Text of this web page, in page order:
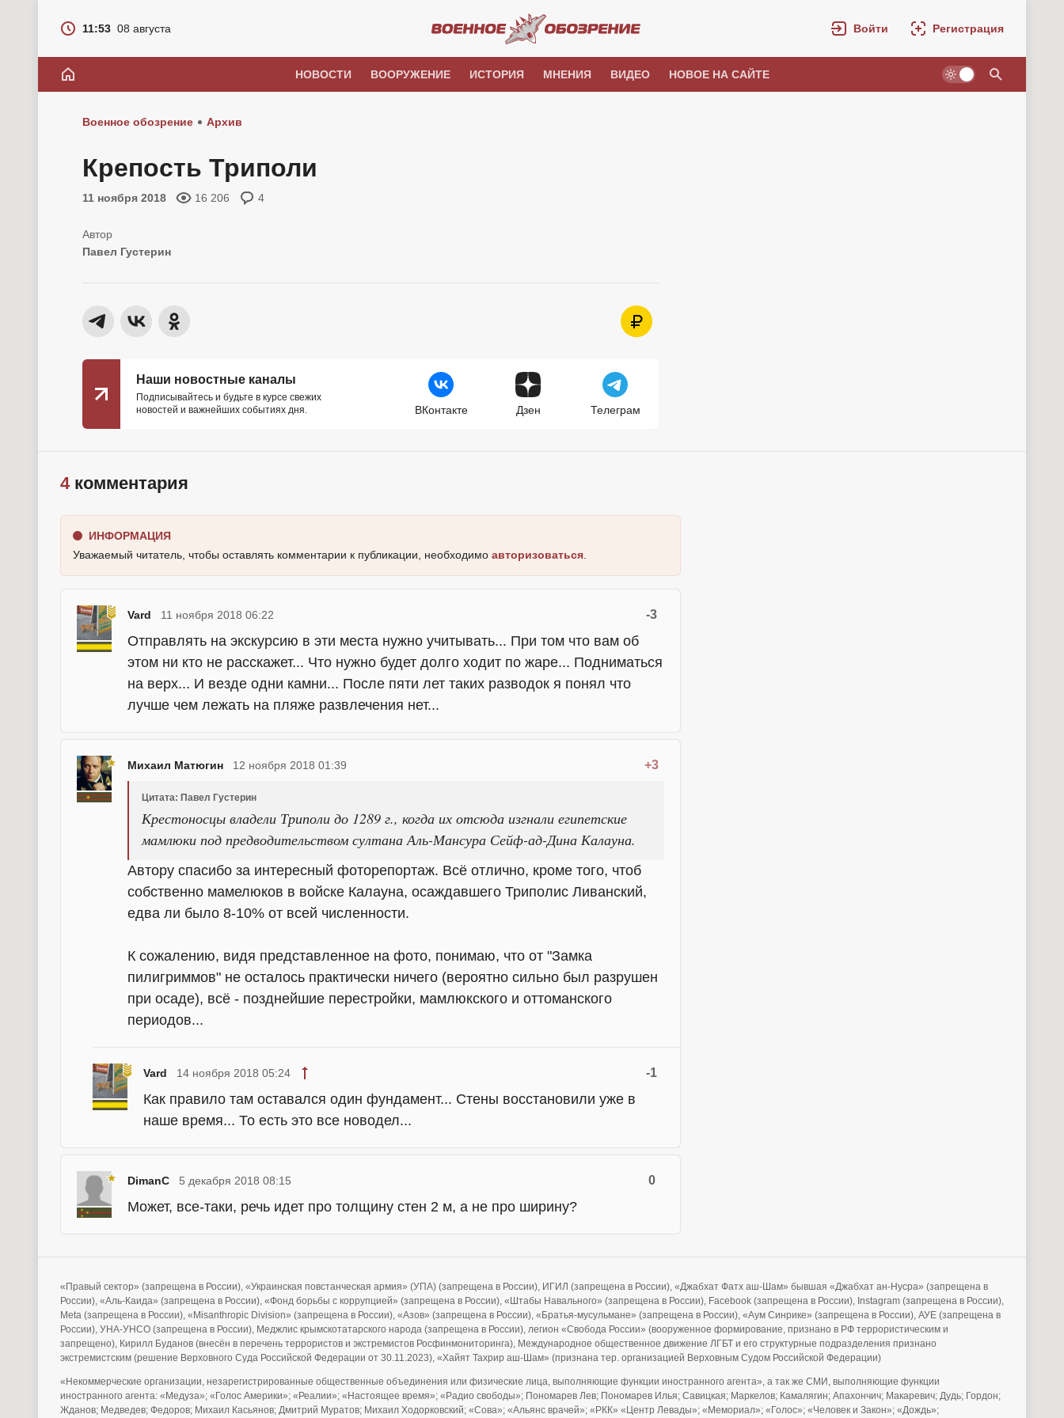
11:53 08 августа Войти Регистрация
НОВОСТИ ВООРУЖЕНИЕ ИСТОРИЯ МНЕНИЯ ВИДЕО НОВОЕ НА САЙТЕ
Военное обозрение Архив
Крепость Триполи
11 ноября 2018 16 206 4
Павел Густерин
Наши новостные каналы
Подписывайтесь и будьте в курсе свежих
новостей и важнейших событиях дня.
ВКонтакте Дзен Телеграм
4комментария
ИНФОРМАЦИЯ
Уважаемый читатель, чтобы оставлять комментарии к публикации, необходимо авторизоваться
Vard -3
11 ноября 2018 06:22
Отправлять на экскурсию в эти места нужно учитывать... При том что вам об
этом ни кто не расскажет... Что нужно будет долго ходит по жаре... Подниматься
на верх... И везде одни камни... После пяти лет таких разводок я понял что
лучше чем лежать на пляже развлечения нет...
Михаил Матюгин +3
12 ноября 2018 01:39
Цитата: Павел Густерин
Крестоносцы владели Триполи до 1289 г., когда их отсюда изгнали египетские
мамлюки под предводительством султана Аль-Мансура Сейф-ад-Дина Калауна.
Автору спасибо за интересный фоторепортаж. Всё отлично, кроме того, чтоб
собственно мамелюков в войске Калауна, осаждавшего Триполис Ливанский,
едва ли было 8-10% от всей численности.
К сожалению, видя представленное на фото, понимаю, что от "Замка
пилигриммов" не осталось практически ничего (вероятно сильно был разрушен
при осаде), всё - позднейшие перестройки, мамлюкского и оттоманского
периодов...
Vard -1
14 ноября 2018 05:24
Как правило там оставался один фундамент... Стены восстановили уже в
наше время... То есть это все новодел...
DimanC 0
5 декабря 2018 08:15
Может, все-таки, речь идет про толщину стен 2 м, а не про ширину?
«Правый сектор» (запрещена в России), «Украинская повстанческая армия» (УПА) (запрещена в России), ИГИЛ (запрещена в России), «Джабхат Фатх аш-Шам» бывшая «Джабхат ан-Нусра» (запрещена в
России), «Аль-Каида» (запрещена в России), «Фонд борьбы с коррупцией» (запрещена в России), «Штабы Навального» (запрещена в России), Facebook (запрещена в России), Instagram (запрещена в России),
Meta (запрещена в России), «Misanthropic Division» (запрещена в России), «Азов» (запрещена в России), «Братья-мусульмане» (запрещена в России), «Аум Синрике» (запрещена в России), АУЕ (запрещена в
России), УНА-УНСО (запрещена в России), Меджлис крымскотатарского народа (запрещена в России), легион «Свобода России» (вооруженное формирование, признано в РФ террористическим и
запрещено), Кирилл Буданов (внесён в перечень террористов и экстремистов Росфинмониторинга), Международное общественное движение ЛГБТ и его структурные подразделения признано
экстремистским (решение Верховного Суда Российской Федерации от 30.11.2023), «Хайят Тахрир аш-Шам» (признана тер. организацией Верховным Судом Российской Федерации)
«Некоммерческие организации, незарегистрированные общественные объединения или физические лица, выполняющие функции иностранного агента», а так же СМИ, выполняющие функции
иностранного агента: «Медуза»; «Голос Америки»; «Реалии»; «Настоящее время»; «Радио свободы»; Пономарев Лев; Пономарев Илья; Савицкая; Маркелов; Камалягин; Апахончич; Макаревич; Дудь; Гордон;
Жданов; Медведев; Федоров; Михаил Касьянов; Дмитрий Муратов; Михаил Ходорковский; «Сова»; «Альянс врачей»; «РКК» «Центр Левады»; «Мемориал»; «Голос»; «Человек и Закон»; «Дождь»;